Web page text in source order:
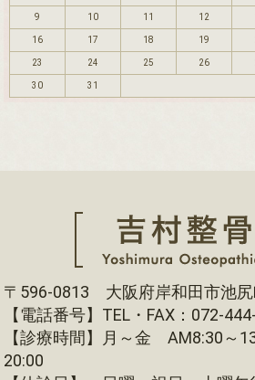
9 10 11 12
16 17 18 19
23 24 25 26
30 31
〒596-0813 大阪府岸和田市池尻
【電話番号】TEL・FAX：072-
【診療時間】月～金 AM8:30～
20:00